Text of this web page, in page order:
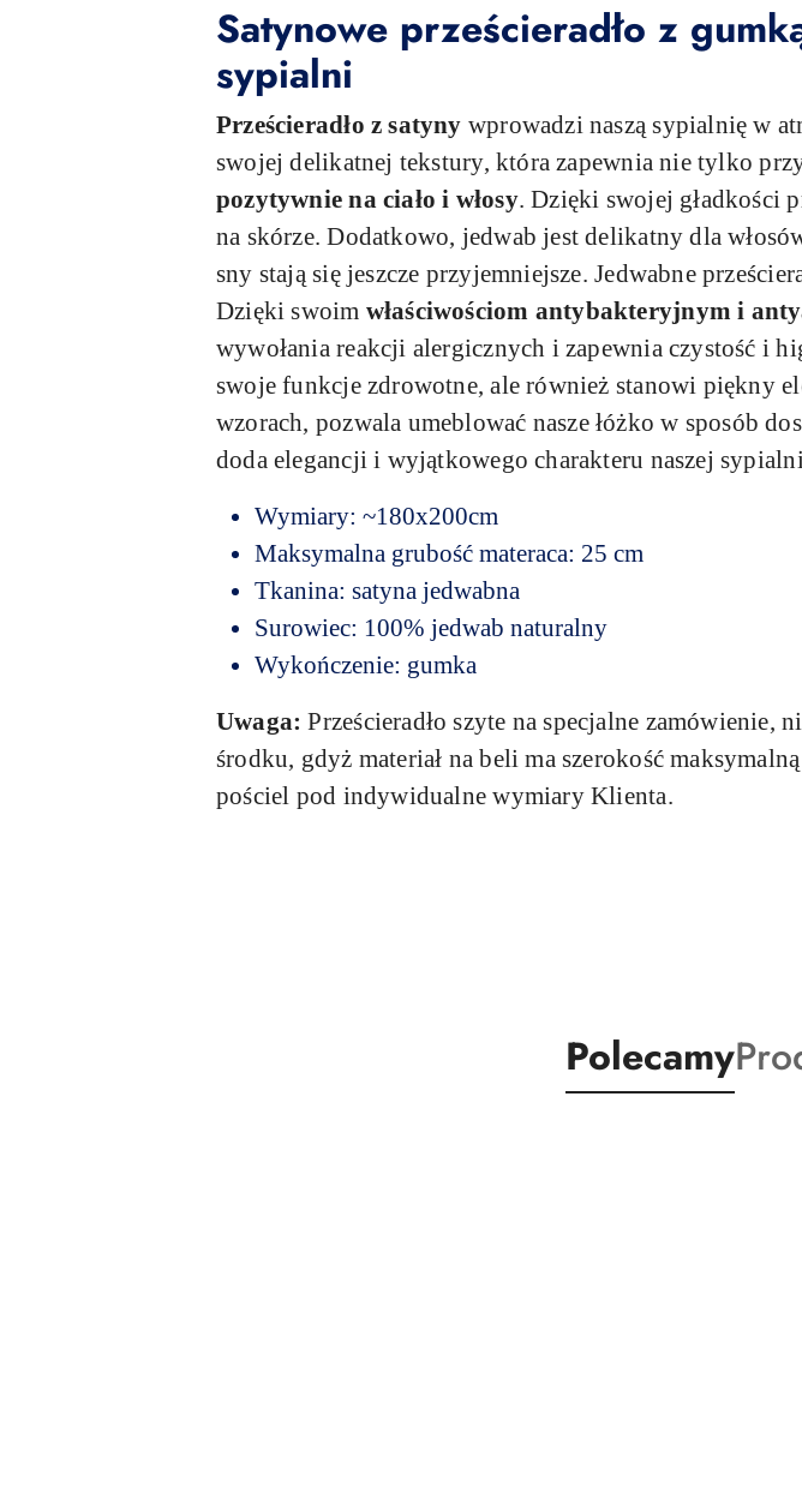
Satynowe prześcieradło z
sypialni
Prześcieradło z satyny wprowadzi naszą sypialnię w
swojej delikatnej tekstury, która zapewnia nie tylko
pozytywnie na ciało i włosy. Dzięki swojej gładkości
na skórze. Dodatkowo, jedwab jest delikatny dla
sny stają się jeszcze przyjemniejsze. Jedwabne
Dzięki swoim właściwościom antybakteryjnym i
wywołania reakcji alergicznych i zapewnia czystość i
swoje funkcje zdrowotne, ale również stanowi piękny
wzorach, pozwala umeblować nasze łóżko w sposób
doda elegancji i wyjątkowego charakteru naszej
Wymiary: ~180x200cm
Maksymalna grubość materaca: 25 cm
Tkanina: satyna jedwabna
Surowiec: 100% jedwab naturalny
Wykończenie: gumka
Uwaga: Prześcieradło szyte na specjalne zamówienie,
środku, gdyż materiał na beli ma szerokość
pościel pod indywidualne wymiary Klienta.
Produkty
o
Polecamy
o